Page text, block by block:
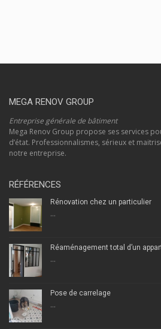
MEGA RENOV GROUP
Entreprise générale de bâtiment
Mega Renov Group propose ses services
d’état. Professionnalismes, sérieux et
notre entreprise.
RÉFÉRENCES
Rénovation chez un particulier
...
Réaménagement total d’un
...
Pose de carrelage
...